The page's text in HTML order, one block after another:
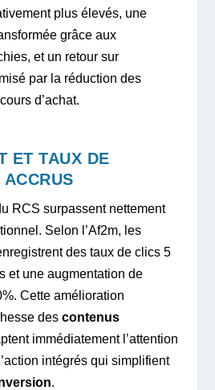
plus élevés, une
grâce aux
et un retour sur
par la réduction des
d’achat.
ET TAUX DE
RCS surpassent nettement
Selon l’Af2m, les
des taux de clics 5
et une augmentation de
Cette amélioration
descontenus
immédiatement l’attention
intégrés qui simplifient
.